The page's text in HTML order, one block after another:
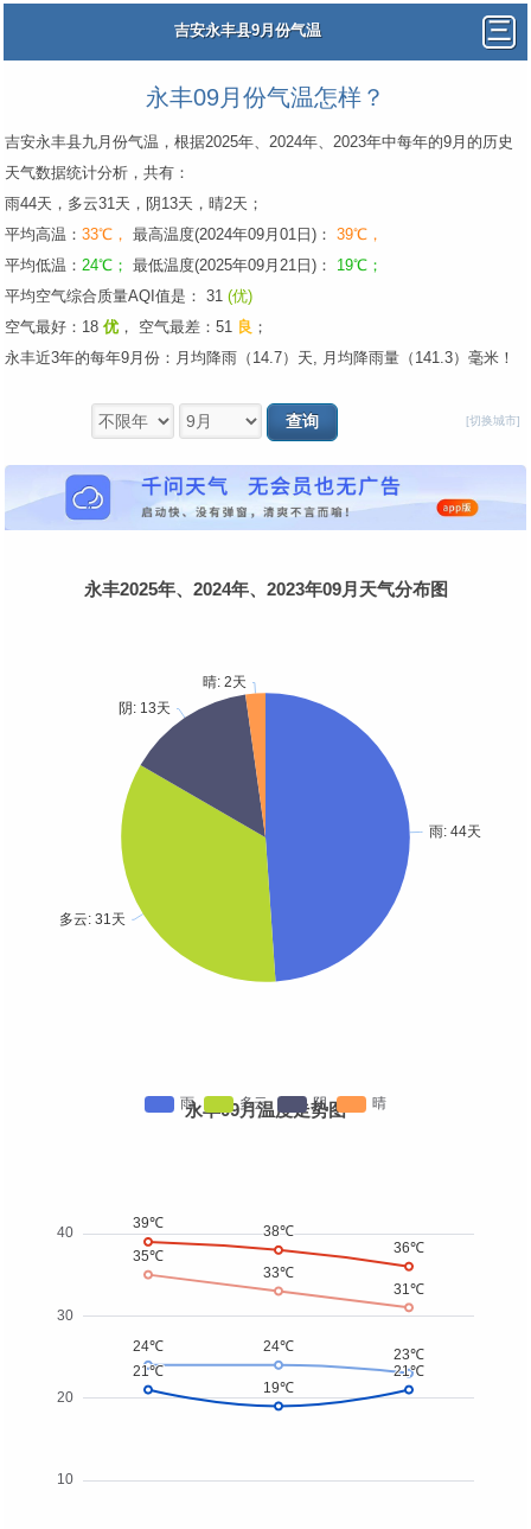
吉安永丰县9月份气温
永丰09月份气温怎样？
吉安永丰县九月份气温，根据2025年、2024年、2023年中每年的9月的历史
天气数据统计分析，共有：
雨44天，多云31天，阴13天，晴2天；
平均高温： 33℃， 最高温度(2024年09月01日)： 39℃，
平均低温： 24℃； 最低温度(2025年09月21日)： 19℃；
平均空气综合质量AQI值是： 31 (优)
空气最好：18 优 ， 空气最差：51 良 ；
永丰近3年的每年9月份：月均降雨（14.7）天, 月均降雨量（141.3）毫米！
[切换城市]
永丰2025年、2024年、2023年09月天气分布图
永丰09月温度走势图